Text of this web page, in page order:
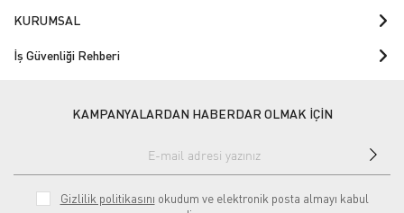
KURUMSAL
İş Güvenliği Rehberi
KAMPANYALARDAN HABERDAR OLMAK İÇİN
Gizlilik politikasını okudum ve elektronik posta almayı kabul